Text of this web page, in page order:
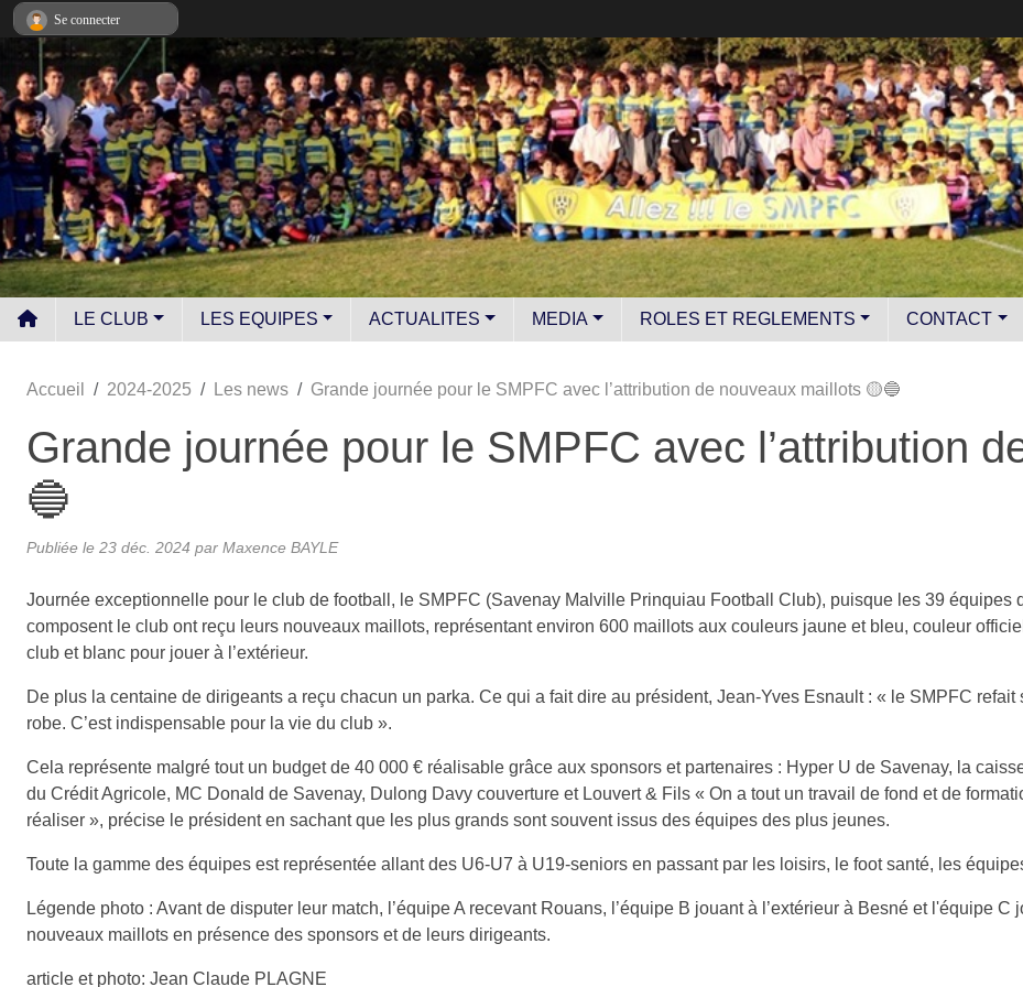
LE CLUB LES EQUIPES ACTUALITES MEDIA ROLES ET REGLEMENTS CONTACT
Accueil 2024-2025 Les news Grande journée pour le SMPFC avec l’attribution de nouveaux maillots 🟡🔵
Grande journée pour le SMPFC avec l’attribution
🔵
Publiée le 23 déc. 2024 par Maxence BAYLE
Journée exceptionnelle pour le club de football, le SMPFC (Savenay Malville Prinquiau Football Club), puisque les 39 équipes
composent le club ont reçu leurs nouveaux maillots, représentant environ 600 maillots aux couleurs jaune et bleu, couleur
club et blanc pour jouer à l’extérieur.
De plus la centaine de dirigeants a reçu chacun un parka. Ce qui a fait dire au président, Jean-Yves Esnault : « le SMPFC refait
robe. C’est indispensable pour la vie du club ».
Cela représente malgré tout un budget de 40 000 € réalisable grâce aux sponsors et partenaires : Hyper U de Savenay, la
du Crédit Agricole, MC Donald de Savenay, Dulong Davy couverture et Louvert & Fils « On a tout un travail de fond et de
réaliser », précise le président en sachant que les plus grands sont souvent issus des équipes des plus jeunes.
Toute la gamme des équipes est représentée allant des U6-U7 à U19-seniors en passant par les loisirs, le foot santé, les
Légende photo : Avant de disputer leur match, l’équipe A recevant Rouans, l’équipe B jouant à l’extérieur à Besné et l'équipe
nouveaux maillots en présence des sponsors et de leurs dirigeants.
article et photo: Jean Claude PLAGNE
Se connecter
Panneau de gestion des cookies